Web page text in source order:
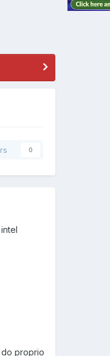
0
do proprio